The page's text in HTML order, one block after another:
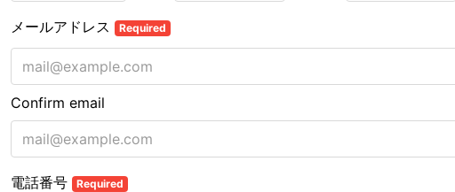
メールアドレス Required
Confirm email
電話番号 Required